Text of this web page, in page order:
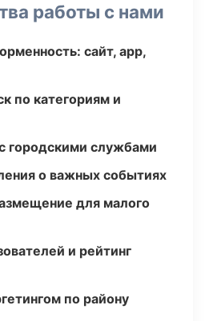
работы с нами
сайт, app,
по категориям и
городскими службами
о важных событиях
для малого
и рейтинг
по району